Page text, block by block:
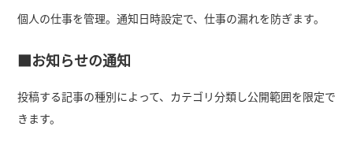
個人の仕事を管理。通知日時設定で、仕事の漏れを防ぎます。
■お知らせの通知
投稿する記事の種別によって、カテゴリ分類し公開範囲を限定で
きます。